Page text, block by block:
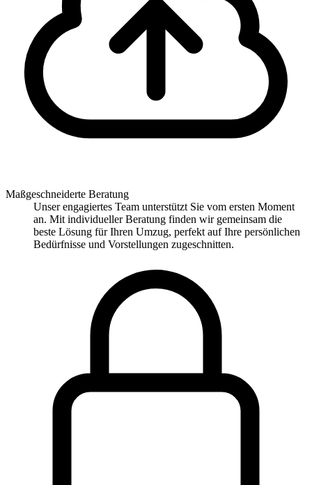
Maßgeschneiderte Beratung
Unser engagiertes Team unterstützt Sie vom ersten Moment
an. Mit individueller Beratung finden wir gemeinsam die
beste Lösung für Ihren Umzug, perfekt auf Ihre persönlichen
Bedürfnisse und Vorstellungen zugeschnitten.